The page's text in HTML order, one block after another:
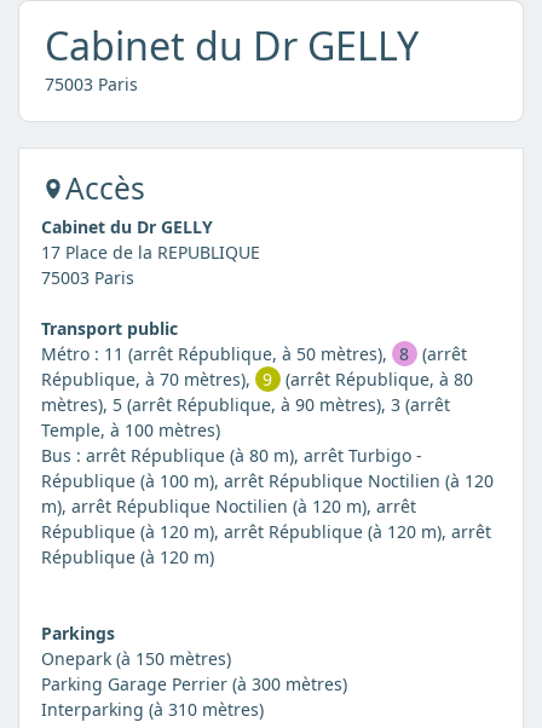
Cabinet du Dr GELLY
75003 Paris
Accès
Cabinet du Dr GELLY
17 Place de la REPUBLIQUE
75003 Paris
Transport public
Métro : 11 (arrêt République, à 50 mètres), 8 (arrêt
République, à 70 mètres), 9 (arrêt République, à 80
mètres), 5 (arrêt République, à 90 mètres), 3 (arrêt
Temple, à 100 mètres)
Bus : arrêt République (à 80 m), arrêt Turbigo -
République (à 100 m), arrêt République Noctilien (à 120
m), arrêt République Noctilien (à 120 m), arrêt
République (à 120 m), arrêt République (à 120 m), arrêt
République (à 120 m)
Parkings
Onepark (à 150 mètres)
Parking Garage Perrier (à 300 mètres)
Interparking (à 310 mètres)